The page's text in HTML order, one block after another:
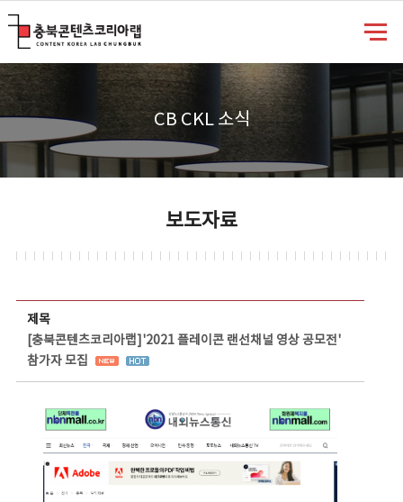
CB CKL 소식
보도자료
제목
[충북콘텐츠코리아랩]'2021 플레이콘 랜선채널 영상 공모전'
참가자 모집